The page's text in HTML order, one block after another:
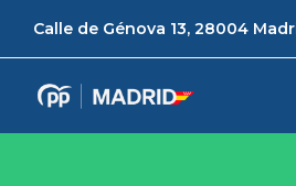
Calle de Génova 13, 28004